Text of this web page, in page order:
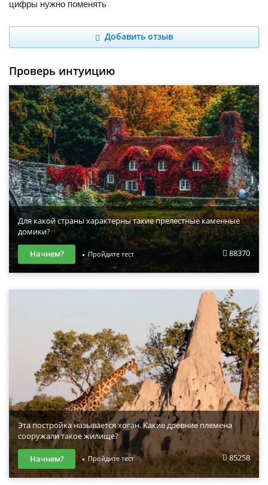
цифры нужно поменять
Добавить отзыв
Проверь интуицию
Для какой страны характерны такие прелестные каменные
домики?
88370
Начнем? Пройдите тест
Эта постройка называется хоган. Какие древние племена
сооружали такое жилище?
85258
Начнем? Пройдите тест